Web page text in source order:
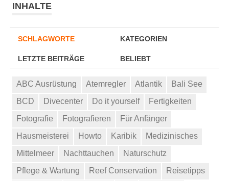
INHALTE
SCHLAGWORTE KATEGORIEN
LETZTE BEITRÄGE BELIEBT
ABC Ausrüstung Atemregler Atlantik
Bali See
BCD
Divecenter Do it yourself
Fertigkeiten
Fotografie
Fotografieren
Für Anfänger
Hausmeisterei
Howto Karibik
Medizinisches
Mittelmeer
Nachttauchen
Naturschutz
Pflege & Wartung
Reef Conservation
Reisetipps